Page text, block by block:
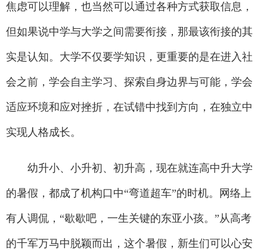
焦虑可以理解，也当然可以通过各种方式获取信息，
但如果说中学与大学之间需要衔接，那最该衔接的其
实是认知。大学不仅要学知识，更重要的是在进入社
会之前，学会自主学习、探索自身边界与可能，学会
适应环境和应对挫折，在试错中找到方向，在独立中
实现人格成长。
幼升小、小升初、初升高，现在就连高中升大学
的暑假，都成了机构口中“弯道超车”的时机。网络上
有人调侃，“歇歇吧，一生关键的东亚小孩。”从高考
的千军万马中脱颖而出，这个暑假，新生们可以心安